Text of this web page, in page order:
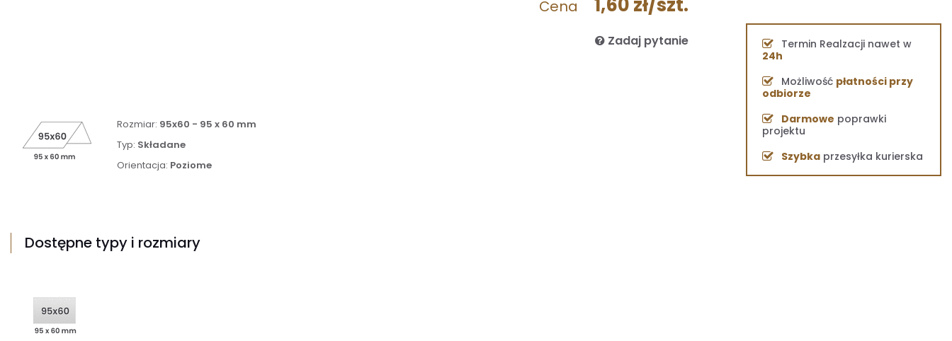
Cena
Zadaj pytanie
Rozmiar: 95x60 - 95 x 60 mm
Typ: Składane
Orientacja: Poziome
Dostępne typy i rozmiary
Termin Realzacji nawet w
24h
Możliwość płatności przy
odbiorze
Darmowe poprawki
projektu
Szybka przesyłka kurierska